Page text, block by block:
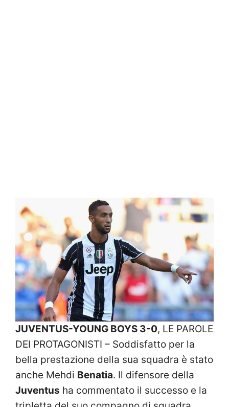
JUVENTUS-YOUNG BOYS 3-0, LE PAROLE
DEI PROTAGONISTI – Soddisfatto per la
bella prestazione della sua squadra è stato
anche Mehdi Benatia. Il difensore della
Juventus ha commentato il successo e la